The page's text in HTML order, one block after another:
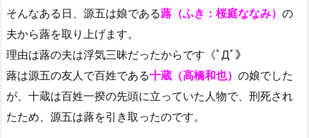
そんなある日、源五は娘である蕗（ふき：桜庭ななみ） の
夫から蕗を取り上げます。
理由は蕗の夫は浮気三昧だったからです《ﾟДﾟ》
蕗は源五の友人で百姓である十蔵（高橋和也） の娘でした
が、十蔵は百姓一揆の先頭に立っていた人物で、刑死され
たため、源五は蕗を引き取ったのです。